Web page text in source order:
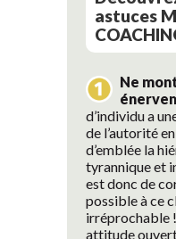
astuces
Ne
d’individu a
de l’autorité
d’emblée la
tyrannique et
est donc de
possible à ce
irréprochable
attitude